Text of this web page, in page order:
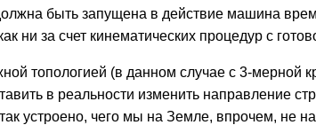
быть запущена в действие машина
ни за счет кинематических процедур с
топологией (в данном случае с 3-мерной
в реальности изменить направление
устроено, чего мы на Земле, впрочем, не